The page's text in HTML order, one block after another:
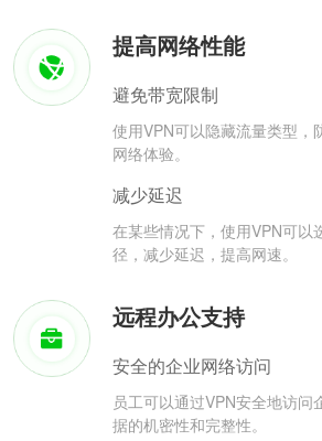
提高网络性能
避免带宽限制
使用VPN可以隐藏流量类型，
网络体验。
减少延迟
在某些情况下，使用VPN可以
径，减少延迟，提高网速。
远程办公支持
安全的企业网络访问
员工可以通过VPN安全地访问
据的机密性和完整性。